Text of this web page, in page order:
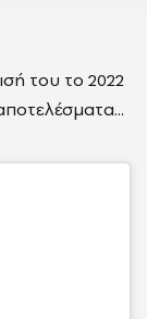
του το 2022